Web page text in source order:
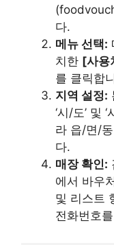
다.
메뉴 선택:
치한 [사용
를 클릭합
지역 설정:
‘시/도’ 및
라 읍/면/
다.
매장 확인:
에서 바우
및 리스트
전화번호